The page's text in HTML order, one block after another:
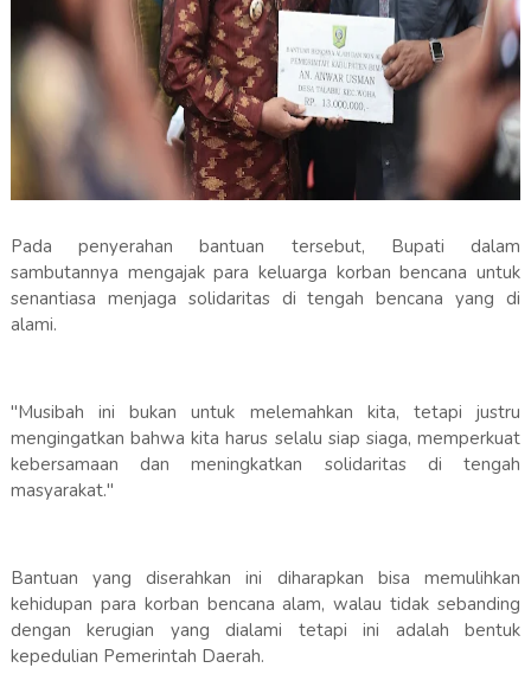
Pada penyerahan bantuan tersebut, Bupati dalam
sambutannya mengajak para keluarga korban bencana untuk
senantiasa menjaga solidaritas di tengah bencana yang di
alami.
‎"Musibah ini bukan untuk melemahkan kita, tetapi justru
mengingatkan bahwa kita harus selalu siap siaga, memperkuat
kebersamaan dan meningkatkan solidaritas di tengah
masyarakat."
‎Bantuan yang diserahkan ini diharapkan bisa memulihkan
kehidupan para korban bencana alam, walau tidak sebanding
dengan kerugian yang dialami tetapi ini adalah bentuk
kepedulian Pemerintah Daerah.